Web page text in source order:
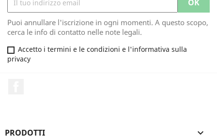
Puoi annullare l'iscrizione in ogni momenti. A questo scopo,
cerca le info di contatto nelle note legali.
Accetto i termini e le condizioni e l'informativa sulla
privacy
PRODOTTI 